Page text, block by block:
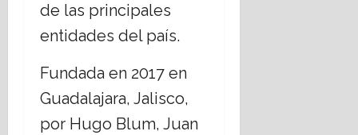
de las principales
entidades del país.
Fundada en 2017 en
Guadalajara, Jalisco,
por Hugo Blum, Juan